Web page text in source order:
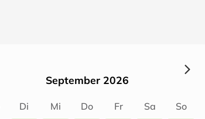
September 2026
Di Mi Do Fr Sa
So